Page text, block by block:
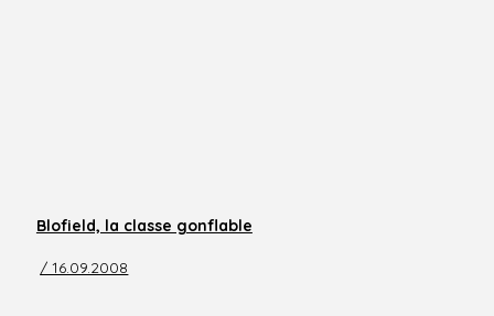
Blofield, la classe gonflable
/ 16.09.2008